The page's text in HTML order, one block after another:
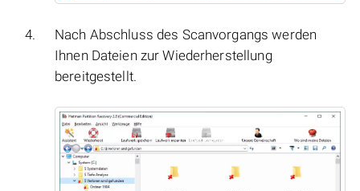
Nach Abschluss des Scanvorgangs werden
Ihnen Dateien zur Wiederherstellung
bereitgestellt.